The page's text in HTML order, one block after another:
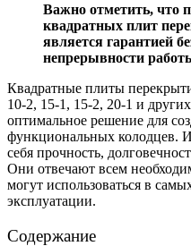
Важно отметить, что
квадратных плит
является гарантией
непрерывности
Квадратные плиты
10-2, 15-1, 15-2, 20-1 и
оптимальное решение для
функциональных колодцев.
себя прочность,
Они отвечают всем
могут использоваться в
эксплуатации.
Содержание